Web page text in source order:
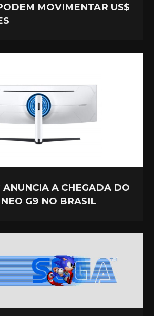
MOVIMENTAR US$
ANUNCIA A CHEGADA DO
G9 NO BRASIL